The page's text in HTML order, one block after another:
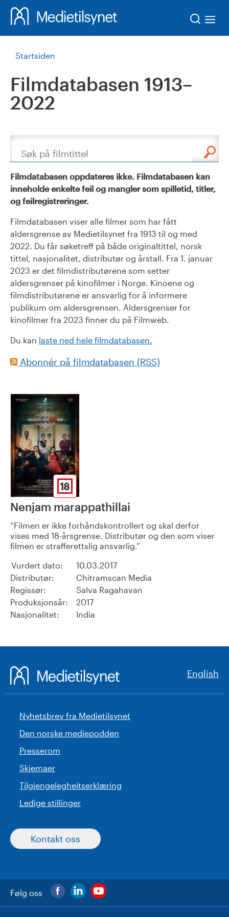
Startsiden
Filmdatabasen 1913–
2022
Søk
Filmdatabasen oppdateres ikke. Filmdatabasen kan
inneholde enkelte feil og mangler som spilletid, titler,
og feilregistreringer.
Filmdatabasen viser alle filmer som har fått
aldersgrense av Medietilsynet fra 1913 til og med
2022. Du får søketreff på både originaltittel, norsk
tittel, nasjonalitet, distributør og årstall. Fra 1. januar
2023 er det filmdistributørene som setter
aldersgrenser på kinofilmer i Norge. Kinoene og
filmdistributørene er ansvarlig for å informere
publikum om aldersgrensen. Aldersgrenser for
kinofilmer fra 2023 finner du på Filmweb.
Du kan laste ned hele filmdatabasen.
Abonnér på filmdatabasen (RSS)
18
Nenjam marappathillai
Filmen er ikke forhåndskontrollert og skal derfor
vises med 18-årsgrense. Distributør og den som viser
filmen er strafferettslig ansvarlig.
Vurdert dato:
10.03.2017
Distributør:
Chitramscan Media
Regissør:
Salva Ragahavan
Produksjonsår:
2017
Nasjonalitet:
India
English
Nyhetsbrev fra Medietilsynet
Den norske mediepodden
Presserom
Skjemaer
Tilgjengelegheitserklæring
Ledige stillinger
Kontakt oss
Følg oss